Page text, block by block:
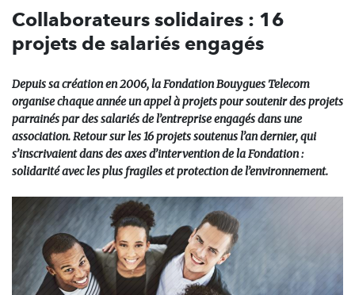
Collaborateurs solidaires : 16
projets de salariés engagés
Depuis sa création en 2006, la Fondation Bouygues Telecom
organise chaque année un appel à projets pour soutenir des projets
parrainés par des salariés de l’entreprise engagés dans une
association. Retour sur les 16 projets soutenus l’an dernier, qui
s’inscrivaient dans des axes d’intervention de la Fondation :
solidarité avec les plus fragiles et protection de l’environnement.